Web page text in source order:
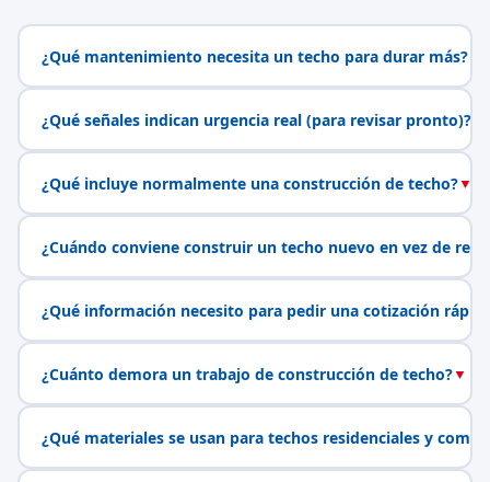
¿Qué mantenimiento necesita un techo para durar más?▼
¿Qué señales indican urgencia real (para revisar pronto)?
¿Qué incluye normalmente una construcción de techo?▼
¿Cuándo conviene construir un techo nuevo en vez de
¿Qué información necesito para pedir una cotización
¿Cuánto demora un trabajo de construcción de techo?▼
¿Qué materiales se usan para techos residenciales y